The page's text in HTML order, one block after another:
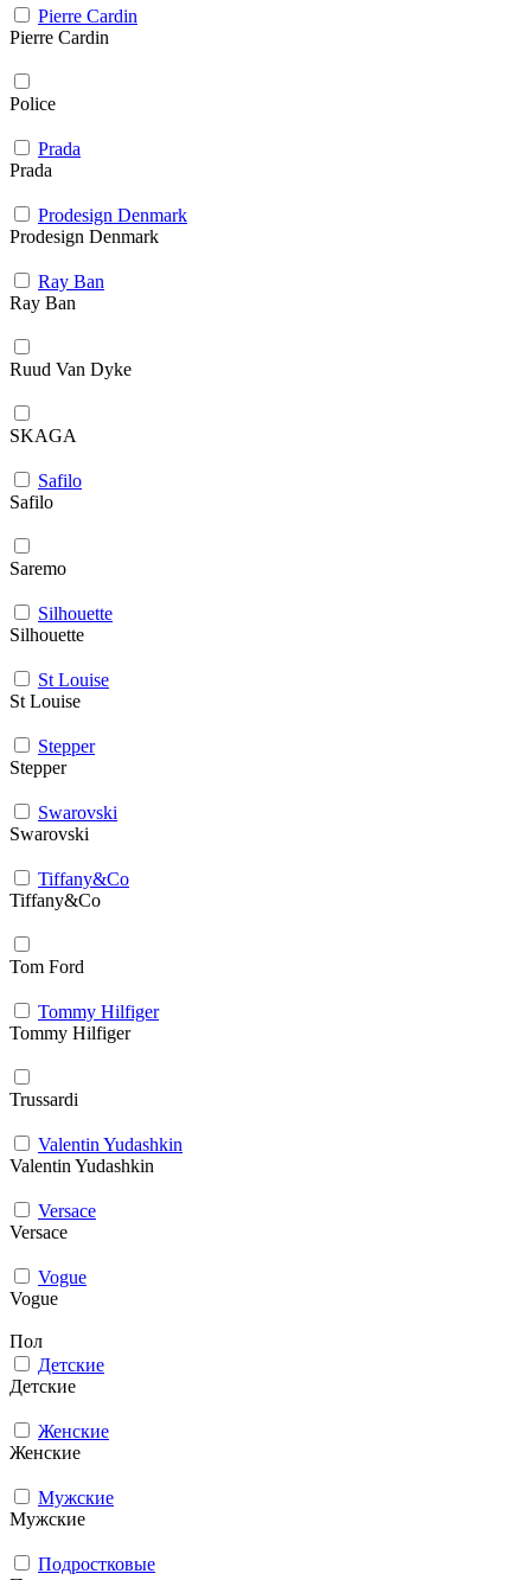
Pierre Cardin
Pierre Cardin
Police
Prada
Prada
Prodesign Denmark
Prodesign Denmark
Ray Ban
Ray Ban
Ruud Van Dyke
SKAGA
Safilo
Safilo
Saremo
Silhouette
Silhouette
St Louise
St Louise
Stepper
Stepper
Swarovski
Swarovski
Tiffany&Co
Tiffany&Co
Tom Ford
Tommy Hilfiger
Tommy Hilfiger
Trussardi
Valentin Yudashkin
Valentin Yudashkin
Versace
Versace
Vogue
Vogue
Пол
Детские
Детские
Женские
Женские
Мужcкие
Мужcкие
Подростковые